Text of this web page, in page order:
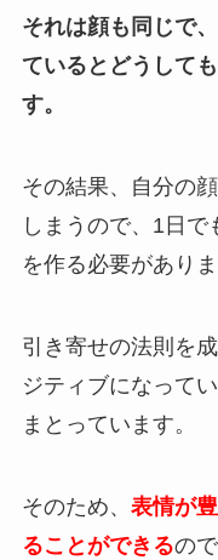
それは顔も同じで
ているとどうして
す。
その結果、自分の
しまうので、1日
を作る必要がありま
引き寄せの法則を
ジティブになって
まとっています。
そのため、 表情が
ることができるので